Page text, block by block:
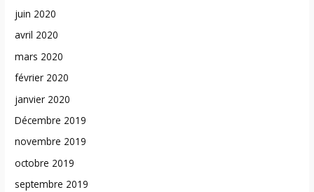
juin 2020
avril 2020
mars 2020
février 2020
janvier 2020
Décembre 2019
novembre 2019
octobre 2019
septembre 2019